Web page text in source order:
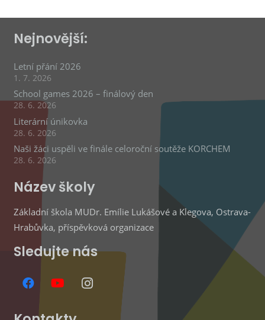
Nejnovější:
Letní přání 2026
1. 7. 2026
School games 2026 – finálový den
28. 6. 2026
Literární únikovka
28. 6. 2026
Naši žáci uspěli ve finále celoroční soutěže KORCHEM
28. 6. 2026
Název školy
Základní škola MUDr. Emílie Lukášové a Klegova, Ostrava-
Hrabůvka, příspěvková organizace
Sledujte nás